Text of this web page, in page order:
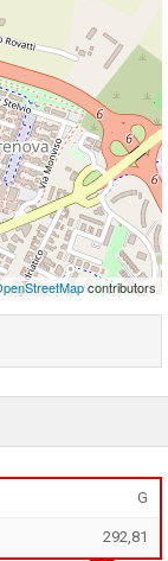
contributors
G
292,81